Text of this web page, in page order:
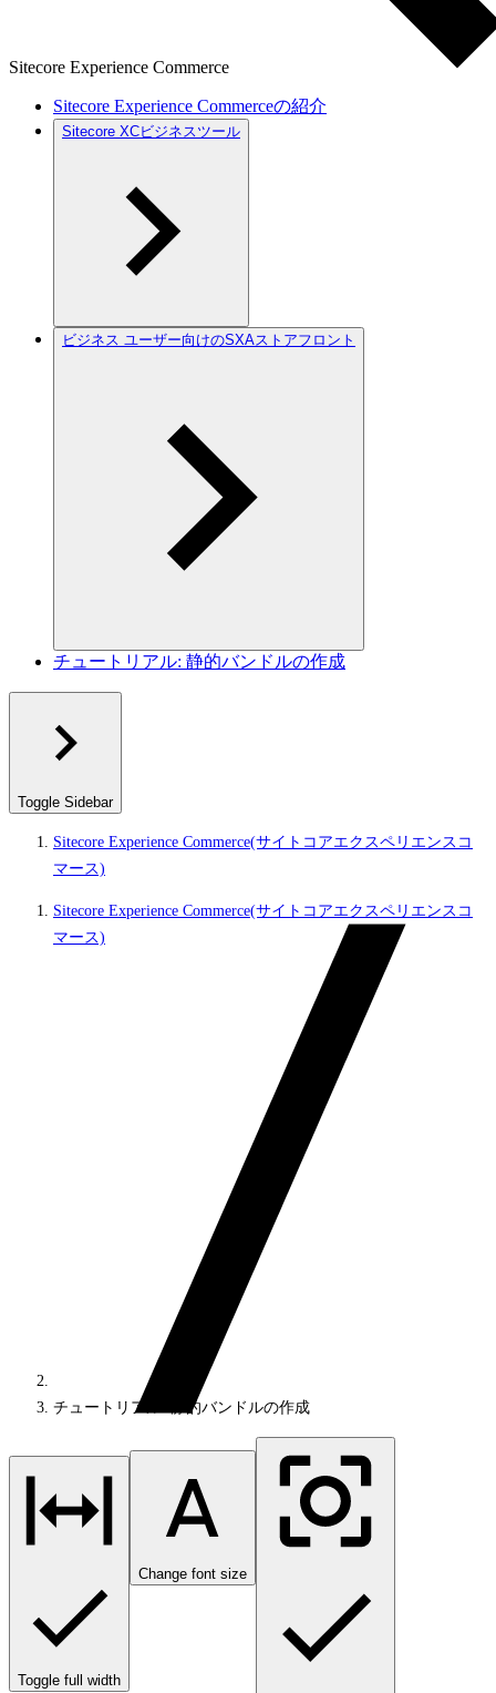
Sitecore Experience Commerce
Sitecore Experience Commerceの紹介
Sitecore XCビジネスツール
ビジネス ユーザー向けのSXAストアフロント
チュートリアル: 静的バンドルの作成
Toggle Sidebar
Sitecore Experience Commerce(サイトコアエクスペリエンスコ
マース)
Sitecore Experience Commerce(サイトコアエクスペリエンスコ
マース)
チュートリアル: 静的バンドルの作成
Toggle full width
Change font size